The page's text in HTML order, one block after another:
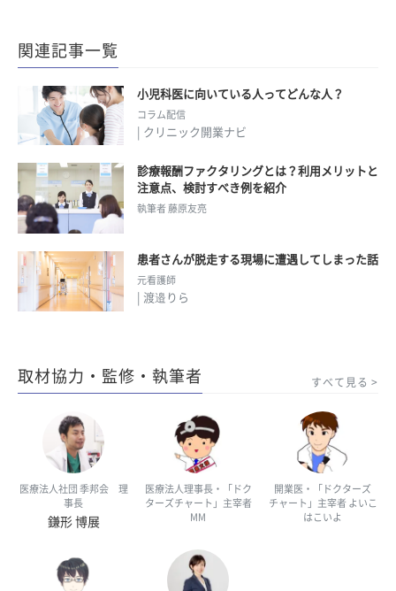
関連記事一覧
小児科医に向いている人ってどんな人？
コラム配信
| クリニック開業ナビ
診療報酬ファクタリングとは？利用メリットと
注意点、検討すべき例を紹介
執筆者 藤原友亮
患者さんが脱走する現場に遭遇してしまった話
元看護師
| 渡邉りら
取材協力・監修・執筆者 すべて見る
医療法人社団 季邦会 理
事長
鎌形 博展
医療法人理事長・「ドク
ターズチャート」主宰者
MM
開業医・「ドクターズ
チャート」主宰者 よいこ
はこいよ